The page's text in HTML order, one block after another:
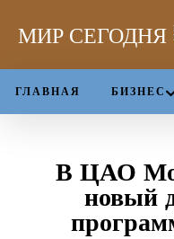
МИР СЕГОДНЯ
ГЛАВНАЯ БИЗНЕС
В ЦАО
новый